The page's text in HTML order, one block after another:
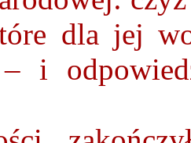
dla jej
– i